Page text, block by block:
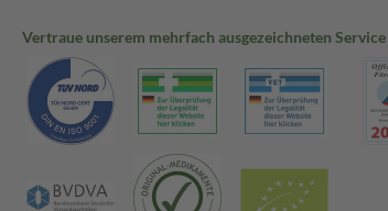
Vertraue unserem mehrfach ausgezeichneten Service